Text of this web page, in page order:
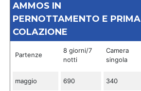
AMMOS IN
PERNOTTAMENTO E PRIMA
COLAZIONE
Partenze
8 giorni/7
notti
Camera
singola
maggio 690 340